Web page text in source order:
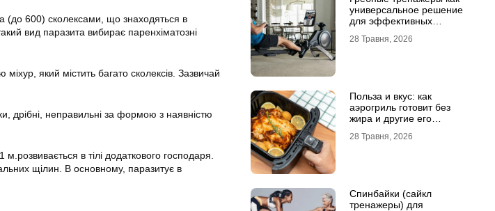
(до 600) сколексами, що знаходяться в
вид паразита вибирає паренхіматозні
який містить багато сколексів. Зазвичай
дрібні, неправильні за формою з наявністю
в тілі додаткового господаря.
щілин. В основному, паразитує в
универсальное решение
для эффективных
28 Травня, 2026
Польза и вкус: как
аэрогриль готовит без
жира и другие его
28 Травня, 2026
Спинбайки (сайкл
тренажеры) для